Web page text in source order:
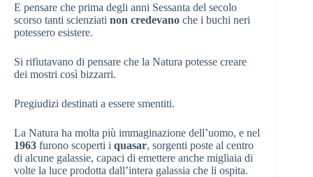
E pensare che prima degli anni Sessanta del secolo
scorso tanti scienziati non credevano che i buchi neri
potessero esistere.
Si rifiutavano di pensare che la Natura potesse creare
dei mostri così bizzarri.
Pregiudizi destinati a essere smentiti.
La Natura ha molta più immaginazione dell’uomo, e nel
1963 furono scoperti i quasar, sorgenti poste al centro
di alcune galassie, capaci di emettere anche migliaia di
volte la luce prodotta dall’intera galassia che li ospita.